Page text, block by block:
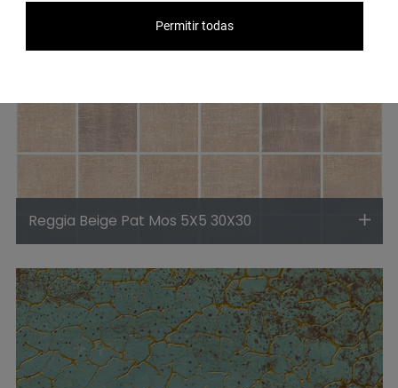
Reggia Beige Pat Mos 5X5 30X30
Permitir todas